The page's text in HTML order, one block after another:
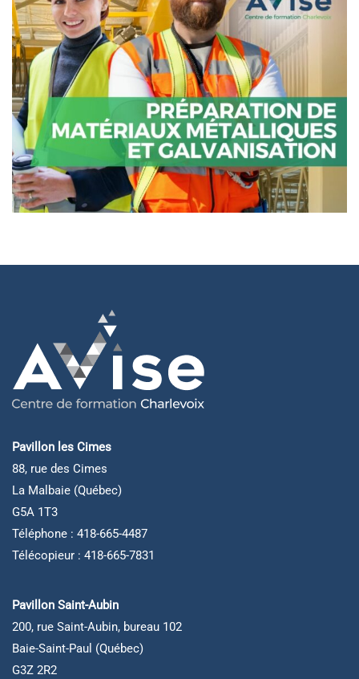
Pavillon les Cimes
88, rue des Cimes
La Malbaie (Québec)
G5A 1T3
Téléphone : 418-665-4487
Télécopieur : 418-665-7831
Pavillon Saint-Aubin
200, rue Saint-Aubin, bureau 102
Baie-Saint-Paul (Québec)
G3Z 2R2